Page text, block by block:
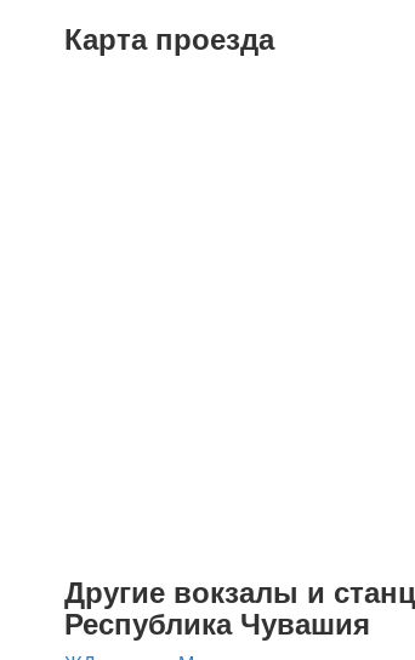
Карта проезда
Другие вокзалы и
Республика Чувашия